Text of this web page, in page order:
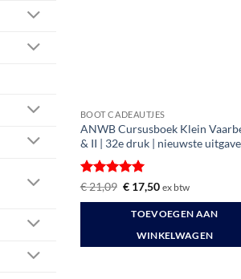
BOOT CADEAUTJES
ANWB Cursusboek Klein
& II | 32e druk | nieuwste uitgave
Gewaardeerd
€21,09 Oorspronkelijke
prijs
was:
€ 21,09.
€ 17,50Huidige
is:
€ 17,50.
ex btw
TOEVOEGEN AAN
WINKELWAGEN